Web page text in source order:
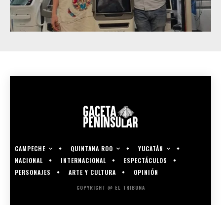
CAMPECHE QUINTANA ROO
YUCATÁN
NACIONAL
INTERNACIONAL
ESPECTÁCULOS
PERSONAJES
ARTE Y CULTURA OPINIÓN
COPYRIGHT @ EL TRIBUNA